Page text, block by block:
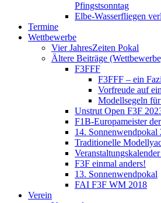
Pfingstsonntag
Elbe-Wasserfliegen
Termine
Wettbewerbe
Vier JahresZeiten Pokal
Ältere Beiträge
F3FFF
F3FFF – ein
Vorfreude auf
Modellsegeln für
Unstrut Open F3F
F1B-Europameister
14. Sonnenwendpokal
Traditionelle
F3F einmal anders!
13. Sonnenwendpokal
FAI F3F WM 2018
Verein